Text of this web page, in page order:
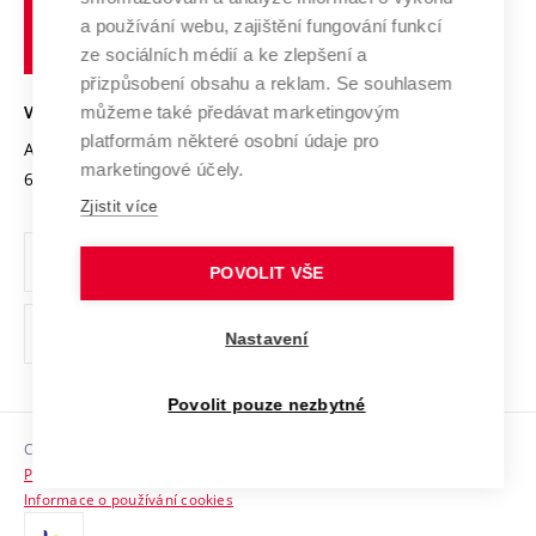
Transfer znalostí
Open Science
Projekty
Projekty ze strukturálních fondů
Specifický výzkum
Mezinárodní dohody
Univerzitní sítě
Podnikavá univerzita / ContriBUTe
Bezpečná univerzita
Vyznamenání
Organizační struktura
Ochrana osobních údajů
odkaz)
Sociální bezpečí
HR Award
učení
technické
Brně
VYSOKÉ UČENÍ TECHNICKÉ V BRNĚ
Antonínská 548/1
602 00 Brno
www.vut.cz
vut@vutbr.cz
Copyright © 2026 VUT
Prohlášení o přístupnosti
Informace o používání cookies
a používání webu, zajištění fungování funkcí
ze sociálních médií a ke zlepšení a
přizpůsobení obsahu a reklam. Se souhlasem
můžeme také předávat marketingovým
platformám některé osobní údaje pro
marketingové účely.
Zjistit více
POVOLIT VŠE
Nastavení
Povolit pouze nezbytné